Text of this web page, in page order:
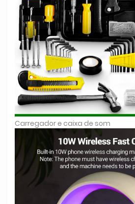
Carregador e caixa de som